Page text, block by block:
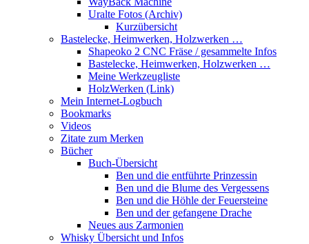
Uralte Fotos (Archiv)
Kurzübersicht
Bastelecke, Heimwerken, Holzwerken …
Shapeoko 2 CNC Fräse / gesammelte Infos
Bastelecke, Heimwerken, Holzwerken …
Meine Werkzeugliste
HolzWerken (Link)
Mein Internet-Logbuch
Bookmarks
Videos
Zitate zum Merken
Bücher
Buch-Übersicht
Ben und die entführte Prinzessin
Ben und die Blume des Vergessens
Ben und die Höhle der Feuersteine
Ben und der gefangene Drache
Neues aus Zarmonien
Whisky Übersicht und Infos